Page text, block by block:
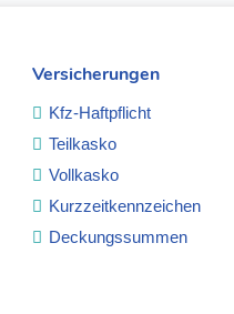
Versicherungen
Kfz-Haftpflicht
Teilkasko
Vollkasko
Kurzzeitkennzeichen
Deckungssummen